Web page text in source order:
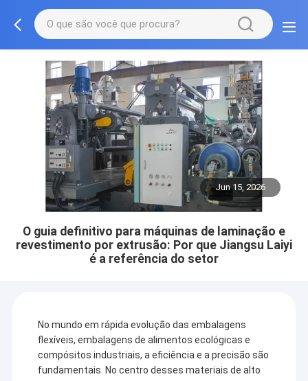
Jun 15, 2026
O guia definitivo para máquinas de laminação e
revestimento por extrusão: Por que Jiangsu Laiyi
é a referência do setor
No mundo em rápida evolução das embalagens
flexíveis, embalagens de alimentos ecológicas e
compósitos industriais, a eficiência e a precisão são
fundamentais. No centro desses materiais de alto